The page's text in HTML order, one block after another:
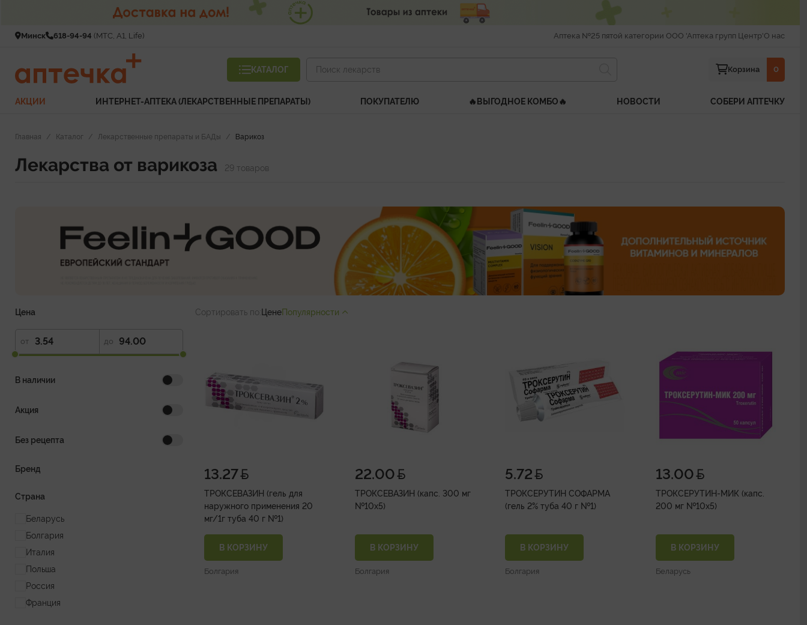
Минск 618-94-94 (МТС, A1, Life) Аптека №25 пятой категории ООО 'Аптека групп Центр'О нас
КАТАЛОГ Корзина 0
АКЦИИ ИНТЕРНЕТ-АПТЕКА (ЛЕКАРСТВЕННЫЕ ПРЕПАРАТЫ) ПОКУПАТЕЛЮ 🔥ВЫГОДНОЕ КОМБО🔥 НОВОСТИ СОБЕРИ АПТЕЧКУ
Главная / Каталог / Лекарственные препараты и БАДы / Варикоз
Лекарства от варикоза 29 товаров
Цена
от до
В наличии
Акция
Без рецепта
Бренд
Страна
Беларусь
Болгария
Италия
Польша
Россия
Франция
Сортировать по: ЦенеПопулярности
13.27
ТРОКСЕВАЗИН (гель для
наружного применения 20
мг/1г туба 40 г №1)
В КОРЗИНУ
Болгария
22.00
ТРОКСЕВАЗИН (капс. 300 мг
№10х5)
В КОРЗИНУ
Болгария
5.72
ТРОКСЕРУТИН СОФАРМА
(гель 2% туба 40 г №1)
В КОРЗИНУ
Болгария
13.00
ТРОКСЕРУТИН-МИК (капс.
200 мг №10х5)
В КОРЗИНУ
Беларусь